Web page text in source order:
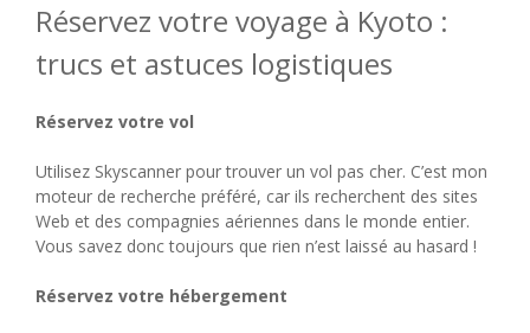
Réservez votre voyage à Kyoto :
trucs et astuces logistiques
Réservez votre vol
Utilisez Skyscanner pour trouver un vol pas cher. C’est mon
moteur de recherche préféré, car ils recherchent des sites
Web et des compagnies aériennes dans le monde entier.
Vous savez donc toujours que rien n’est laissé au hasard !
Réservez votre hébergement